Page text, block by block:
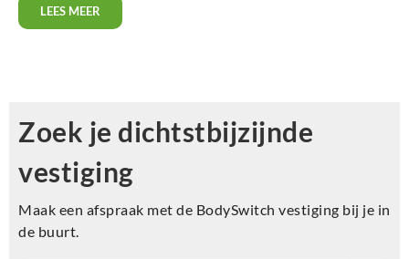
LEES MEER
Zoek je dichtstbijzijnde
vestiging
Maak een afspraak met de BodySwitch vestiging bij je in
de buurt.